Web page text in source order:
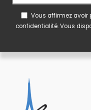
Vous affirmez avoir
confidentialité. Vous